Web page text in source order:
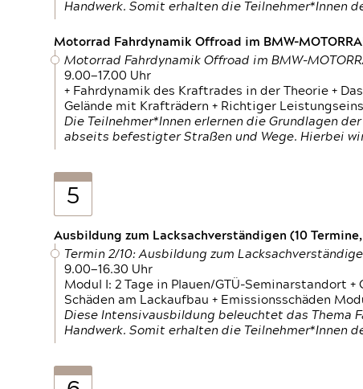
Handwerk. Somit erhalten die Teilnehmer*Innen
Motorrad Fahrdynamik Offroad im BMW-
Motorrad Fahrdynamik Offroad im BMW-
9.00—17.00 Uhr
+ Fahrdynamik des Kraftrades in der Theorie +
Gelände mit Krafträdern + Richtiger
Die Teilnehmer*Innen erlernen die Grundlagen
abseits befestigter Straßen und Wege. Hierbei
5
Ausbildung zum Lacksachverständigen (10
Termin 2/10: Ausbildung zum
9.00—16.30 Uhr
Modul I: 2 Tage in Plauen/GTÜ-Seminarstandort
Schäden am Lackaufbau + Emissionsschäden
Diese Intensivausbildung beleuchtet das Thema
Handwerk. Somit erhalten die Teilnehmer*Innen